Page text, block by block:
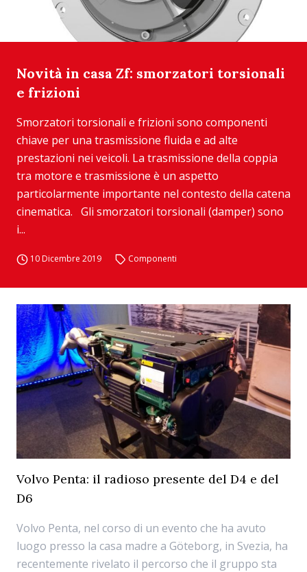
Novità in casa Zf: smorzatori torsionali
e frizioni
Smorzatori torsionali e frizioni sono componenti
chiave per una trasmissione fluida e ad alte
prestazioni nei veicoli. La trasmissione della coppia
tra motore e trasmissione è un aspetto
particolarmente importante nel contesto della catena
cinematica. Gli smorzatori torsionali (damper) sono
i...
10 Dicembre 2019 Componenti
Volvo Penta: il radioso presente del D4 e del
D6
Volvo Penta, nel corso di un evento che ha avuto
luogo presso la casa madre a Göteborg, in Svezia, ha
recentemente rivelato il percorso che il gruppo sta